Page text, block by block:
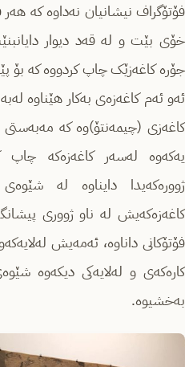
فۆتۆگراف نیشانیان نەداوە کە
خۆی بێت و لە قەد دیوار
جۆرە کاغەزێک چاپ کردووە کە بۆ
ئەو ئەم کاغەزەی بەکار هێناوە
کاغەزی (چیمەنتۆ)وە کە مەبەستی
یەکەوە لەسەر کاغەزەکە چاپ
ژوورەکەیدا دایناوە لە
کاغەزەکەیش لە ناو ژووری
فۆتۆکانی داناوە، ئەمەیش
کارەکەی و لەلایەکی دیکەوە
بەخشیوە.